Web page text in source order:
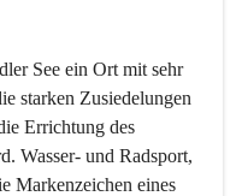
See ein Ort mit sehr
starken Zusiedelungen
Errichtung des
Wasser- und Radsport,
Markenzeichen eines